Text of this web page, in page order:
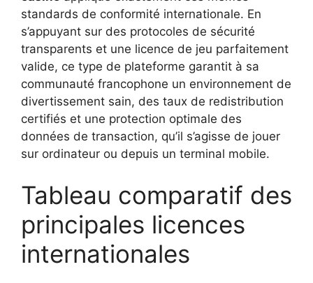
standards de conformité internationale. En
s’appuyant sur des protocoles de sécurité
transparents et une licence de jeu parfaitement
valide, ce type de plateforme garantit à sa
communauté francophone un environnement de
divertissement sain, des taux de redistribution
certifiés et une protection optimale des
données de transaction, qu’il s’agisse de jouer
sur ordinateur ou depuis un terminal mobile.
Tableau comparatif des
principales licences
internationales